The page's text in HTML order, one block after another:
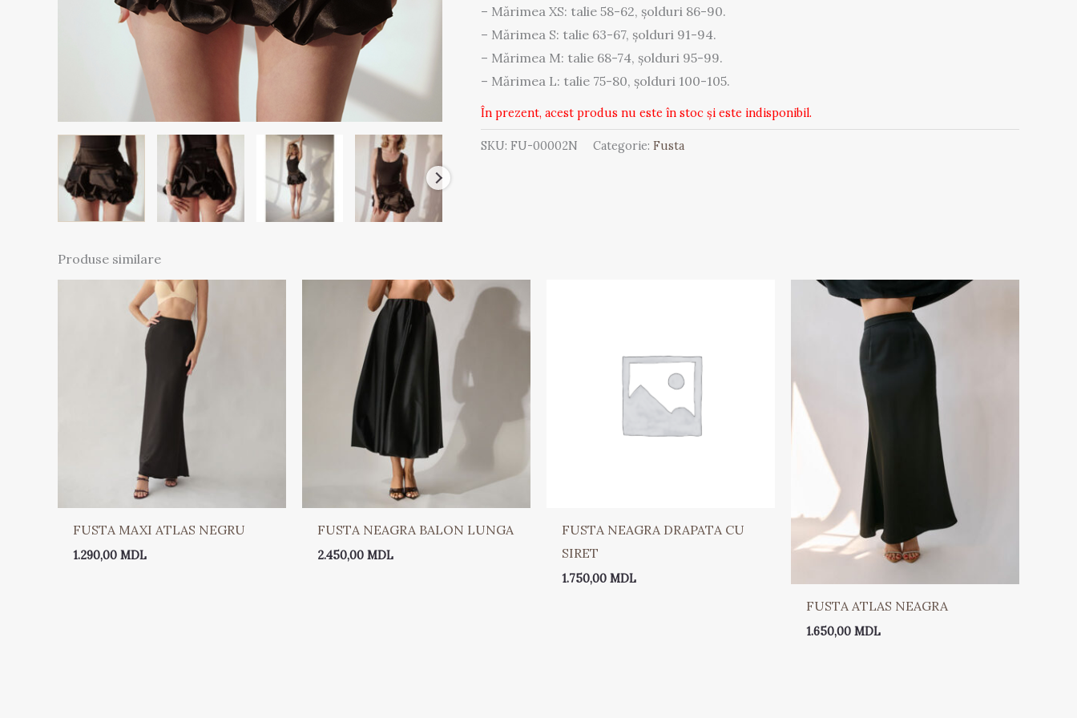
– Mărimea XS: talie 58-62, șolduri 86-90.
– Mărimea S: talie 63-67, șolduri 91-94.
– Mărimea M: talie 68-74, șolduri 95-99.
– Mărimea L: talie 75-80, șolduri 100-105.
În prezent, acest produs nu este în stoc și este indisponibil.
SKU: FU-00002N Categorie: Fusta
Produse similare
FUSTA MAXI ATLAS NEGRU
1.290,00MDL
FUSTA NEAGRA BALON LUNGA
2.450,00MDL
FUSTA NEAGRA DRAPATA CU
SIRET
1.750,00MDL
FUSTA ATLAS NEAGRA
1.650,00MDL